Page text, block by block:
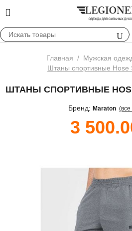
Главная / Мужская
Штаны спортивные Hose
ШТАНЫ СПОРТИВНЫЕ HOSE
Бренд: Maraton
3